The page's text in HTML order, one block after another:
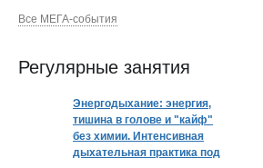
Все МЕГА-события
Регулярные занятия
Энергодыхание: энергия,
тишина в голове и "кайф"
без химии. Интенсивная
дыхательная практика под